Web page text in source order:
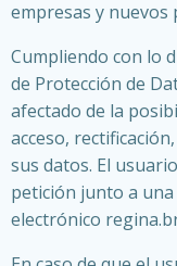
empresas y
Cumpliendo con lo
de Protección de
afectado de la
acceso,
sus datos. El
petición junto a
electrónico